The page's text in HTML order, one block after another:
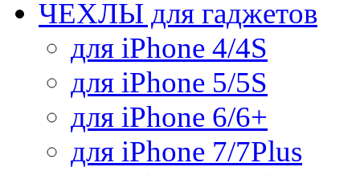
ЧЕХЛЫ для гаджетов
для iPhone 4/4S
для iPhone 5/5S
для iPhone 6/6+
для iPhone 7/7Plus